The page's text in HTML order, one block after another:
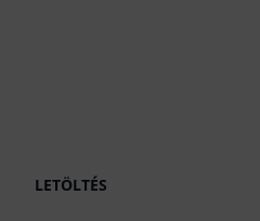
LETÖLTÉS